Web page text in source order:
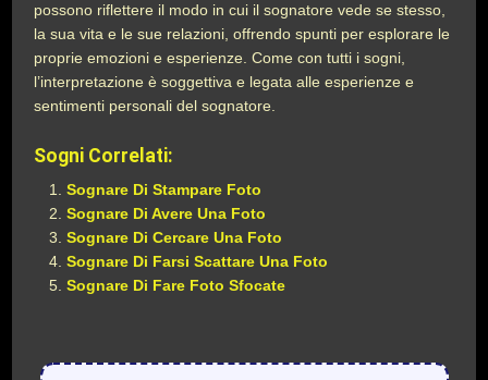
possono riflettere il modo in cui il sognatore vede se stesso,
la sua vita e le sue relazioni, offrendo spunti per esplorare le
proprie emozioni e esperienze. Come con tutti i sogni,
l’interpretazione è soggettiva e legata alle esperienze e
sentimenti personali del sognatore.
Sogni Correlati:
Sognare Di Stampare Foto
Sognare Di Avere Una Foto
Sognare Di Cercare Una Foto
Sognare Di Farsi Scattare Una Foto
Sognare Di Fare Foto Sfocate